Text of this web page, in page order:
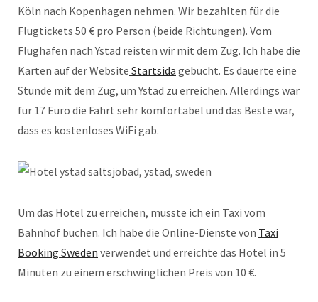
Köln nach Kopenhagen nehmen. Wir bezahlten für die
Flugtickets 50 € pro Person (beide Richtungen). Vom
Flughafen nach Ystad reisten wir mit dem Zug. Ich habe die
Karten auf der Website Startsida gebucht. Es dauerte eine
Stunde mit dem Zug, um Ystad zu erreichen. Allerdings war
für 17 Euro die Fahrt sehr komfortabel und das Beste war,
dass es kostenloses WiFi gab.
Um das Hotel zu erreichen, musste ich ein Taxi vom
Bahnhof buchen. Ich habe die Online-Dienste von Taxi
Booking Sweden verwendet und erreichte das Hotel in 5
Minuten zu einem erschwinglichen Preis von 10 €.